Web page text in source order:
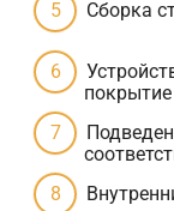
Сборка